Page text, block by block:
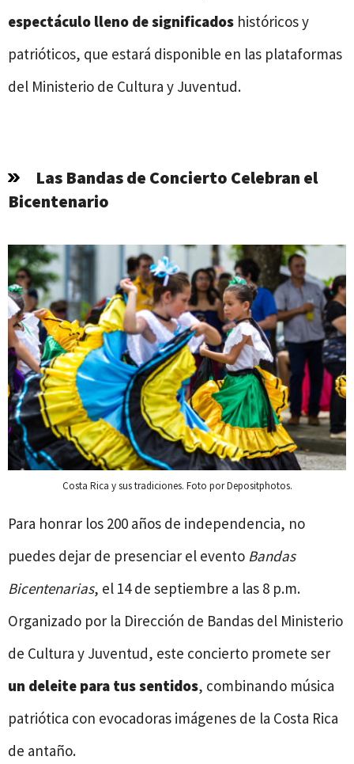
espectáculo lleno de significados históricos y
patrióticos, que estará disponible en las plataformas
del Ministerio de Cultura y Juventud.
Las Bandas de Concierto Celebran el
Bicentenario
Costa Rica y sus tradiciones. Foto por Depositphotos.
Para honrar los 200 años de independencia, no
puedes dejar de presenciar el evento Bandas
Bicentenarias, el 14 de septiembre a las 8 p.m.
Organizado por la Dirección de Bandas del Ministerio
de Cultura y Juventud, este concierto promete ser
un deleite para tus sentidos, combinando música
patriótica con evocadoras imágenes de la Costa Rica
de antaño.